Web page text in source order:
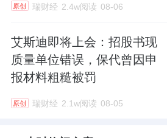
原创 瑞财经 2.4w阅读 08-06
艾斯迪即将上会：招股书现
质量单位错误，保代曾因申
报材料粗糙被罚
原创 瑞财经 2.1w阅读 08-05